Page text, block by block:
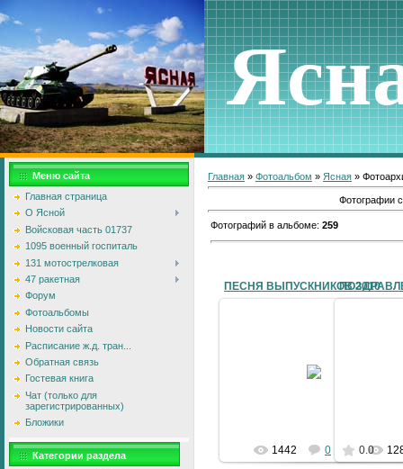
Меню сайта
Главная страница
О Ясной
Войсковая часть 01737
1095 военный госпиталь
131 мотострелковая
47 ракетная
Форум
Фотоальбомы
Новости сайта
Расписание ж.д. тран...
Обратная связь
Гостевая книга
Чат (только для
зарегистрированных)
Бложики
Категории раздела
Главная » Фотоальбом » Ясная »
Фотографии
Фотографий в альбоме: 259
ПЕСНЯ ВЫПУСКНИКОВ 2010
1442 0 0.0